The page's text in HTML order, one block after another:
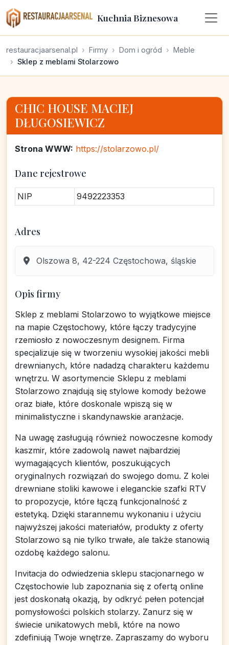
Kuchnia Biznesowa
restauracjaarsenal.pl Firmy Dom i ogród
Meble
Sklep z meblami Stolarzowo
CHIC HOUSE MACIEJ
DŁUGOSIEWICZ
Strona WWW: https://stolarzowo.pl/
Dane rejestrowe
NIP 9492223353
Adres
Olszowa 8, 42-224 Częstochowa, śląskie
Opis firmy
Sklep z meblami Stolarzowo to wyjątkowe miejsce
na mapie Częstochowy, które łączy tradycyjne
rzemiosło z nowoczesnym designem. Firma
specjalizuje się w tworzeniu wysokiej jakości mebli
drewnianych, które nadadzą charakteru każdemu
wnętrzu. W asortymencie Sklepu z meblami
Stolarzowo znajdują się stylowe komody beżowe
oraz białe, które doskonale wpiszą się w
minimalistyczne i skandynawskie aranżacje.
Na uwagę zasługują również nowoczesne komody
kaszmir, które zadowolą nawet najbardziej
wymagających klientów, poszukujących
oryginalnych rozwiązań do swojego domu. Z kolei
drewniane stoliki kawowe i eleganckie szafki RTV
to propozycje, które łączą funkcjonalność z
estetyką. Dzięki starannemu wykonaniu i użyciu
najwyższej jakości materiałów, produkty z oferty
Stolarzowo są nie tylko trwałe, ale także stanowią
ozdobę każdego salonu.
Invitacja do odwiedzenia sklepu stacjonarnego w
Częstochowie lub zapoznania się z ofertą online
jest doskonałą okazją, by odkryć pełen potencjał
pomysłowości polskich stolarzy. Zanurz się w
świecie unikatowych mebli, które na nowo
zdefiniują Twoje wnętrze. Zapraszamy do wyboru